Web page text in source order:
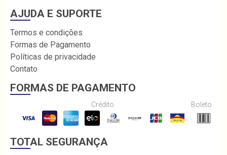
AJUDA E SUPORTE
Termos e condições
Formas de Pagamento
Políticas de privacidade
Contato
FORMAS DE PAGAMENTO
Crédito Boleto
TOTAL SEGURANÇA